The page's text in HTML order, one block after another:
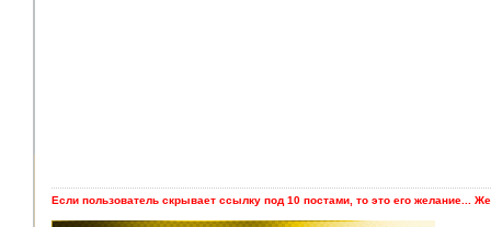
Если пользователь скрывает ссылку под 10 постами, то это его желание...